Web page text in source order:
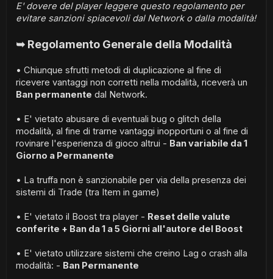
E' dovere del player leggere questo regolamento per
evitare sanzioni spiacevoli dal Network o dalla modalità!
➥ Regolamento Generale della Modalità
• Chiunque sfrutti metodi di duplicazione al fine di
ricevere vantaggi non corretti nella modalità, riceverà un
Ban permanente dal Network.
• E' vietato abusare di eventuali bug o glitch della
modalità, al fine di trarne vantaggi inopportuni o al fine di
rovinare l'esperienza di gioco altrui - Ban variabile da 1
Giorno a Permanente
• La truffa non è sanzionabile per via della presenza dei
sistemi di Trade (tra Item in game)
• E' vietato il Boost tra player - Reset delle valute
conferite + Ban da 1 a 5 Giorni all'autore del Boost
• E' vietato utilizzare sistemi che creino Lag o crash alla
modalità: - Ban Permanente